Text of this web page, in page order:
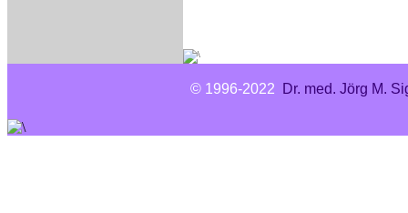
© 1996-2022 Dr. med. Jörg M.